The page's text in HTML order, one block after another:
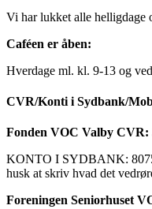
Vi har lukket alle helligdage
Caféen er åben:
Hverdage ml. kl. 9-13 og
CVR/Konti i Sydbank/
Fonden VOC Valby CVR:
KONTO I SYDBANK:
husk at skriv hvad det
Foreningen Seniorhuset